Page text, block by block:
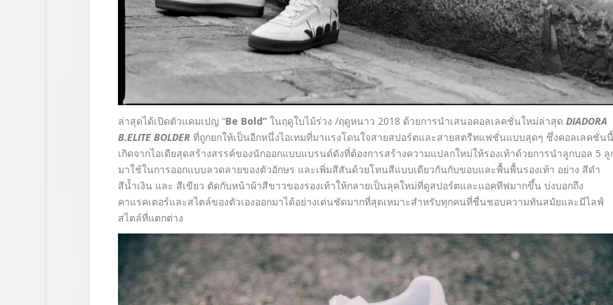
ล่าสุดได้เปิดตัวแคมเปญ “Be Bold” ในฤดูใบไม้ร่วง /ฤดูหนาว 2018 ด้วยการนำเสนอคอลเลคชั่นใหม่ล่าสุด DIADORA
B.ELITE BOLDER ที่ถูกยกให้เป็นอีกหนึ่งไอเทมที่มาแรงโดนใจสายสปอร์ตและสายสตรีทแฟชั่นแบบสุดๆ ซึ่งคอลเลคชั่นนี้
เกิดจากไอเดียสุดสร้างสรรค์ของนักออกแบบแบรนด์ดังที่ต้องการสร้างความแปลกใหม่ให้รองเท้าด้วยการนำลูกบอล 5 ลู
มาใช้ในการออกแบบลวดลายของตัวอักษร และเพิ่มสีสันด้วยโทนสีแบบเดียวกันกับขอบและพื้นพื้นรองเท้า อย่าง สีดำ
สีน้ำเงิน และ สีเขียว ตัดกับหน้าผ้าสีขาวของรองเท้าให้กลายเป็นลุคใหม่ที่ดูสปอร์ตและแอคทีฟมากขึ้น บ่งบอกถึง
คาแรคเตอร์และสไตล์ของตัวเองออกมาได้อย่างเด่นชัดมากที่สุดเหมาะสำหรับทุกคนที่ชื่นชอบความทันสมัยและมีไลฟ์
สไตล์ที่แตกต่าง